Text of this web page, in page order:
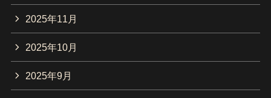
2025年11月
2025年10月
2025年9月